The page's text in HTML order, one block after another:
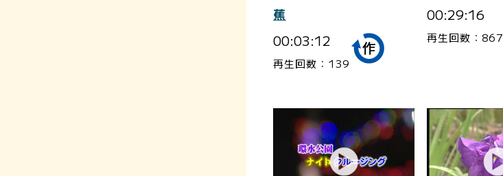
蕉
00:03:12
再生回数：139
00:29:16
再生回数：867